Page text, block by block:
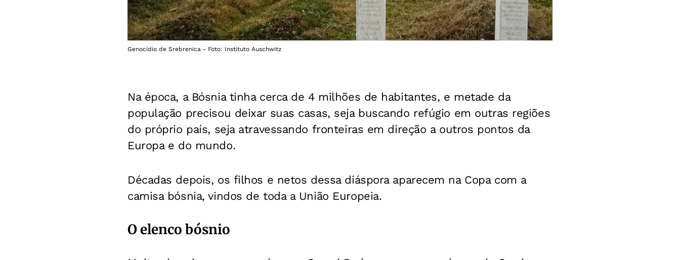
Genocídio de Srebrenica - Foto: Instituto Auschwitz
Na época, a Bósnia tinha cerca de 4 milhões de habitantes, e metade da
população precisou deixar suas casas, seja buscando refúgio em outras regiões
do próprio país, seja atravessando fronteiras em direção a outros pontos da
Europa e do mundo.
Décadas depois, os filhos e netos dessa diáspora aparecem na Copa com a
camisa bósnia, vindos de toda a União Europeia.
O elenco bósnio